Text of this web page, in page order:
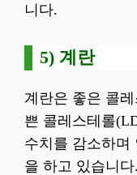
니다.
5) 계란
계란은 좋은 콜
쁜 콜레스테롤
수치를 감소하며
을 하고 있습니다.